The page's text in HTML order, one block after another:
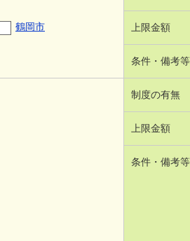
鶴岡市 上限金額
条件・備考等
制度の有無
上限金額
条件・備考等